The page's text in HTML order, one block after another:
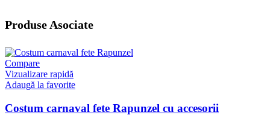
Produse Asociate
Compare
Vizualizare rapidă
Adaugă la favorite
Costum carnaval fete Rapunzel cu accesorii